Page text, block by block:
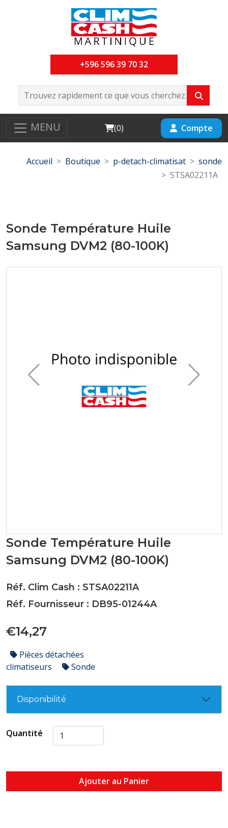
+596 596 39 70 32
MENU Cart
(0) Compte
Accueil Boutique p-detach-climatisat
sonde
STSA02211A
Sonde Température Huile
Samsung DVM2 (80-100K)
Sonde Température Huile
Samsung DVM2 (80-100K)
Réf. Clim Cash : STSA02211A
Réf. Fournisseur : DB95-01244A
€14,27
Pièces détachées
climatiseurs
Sonde
Disponibilité
Quantité
Ajouter au Panier